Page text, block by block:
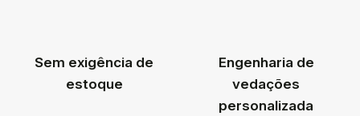
Sem exigência de
estoque
Engenharia de
vedações
personalizada